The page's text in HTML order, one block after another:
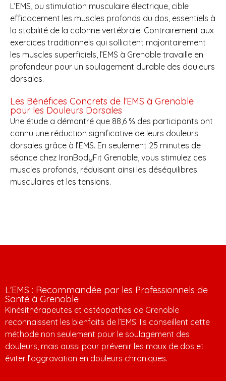
L’EMS, ou stimulation musculaire électrique, cible
efficacement les muscles profonds du dos, essentiels à
la stabilité de la colonne vertébrale. Contrairement aux
exercices traditionnels qui sollicitent majoritairement
les muscles superficiels, l’EMS à Grenoble travaille en
profondeur pour un soulagement durable des douleurs
dorsales.
Les Bénéfices Concrets de l'EMS à Grenoble
pour les Douleurs Dorsales
Une étude a démontré que 88,6 % des participants ont
connu une réduction significative de leurs douleurs
dorsales grâce à l’EMS. En seulement 25 minutes de
séance chez IronBodyFit Grenoble, vous stimulez ces
muscles profonds, réduisant ainsi les déséquilibres
musculaires et les tensions.
L'EMS : Recommandée par les Professionnels de
Santé à Grenoble
Kinésithérapeutes et ostéopathes de Grenoble
reconnaissent les bienfaits de l’EMS. Ils conseillent cette
méthode non seulement pour le soulagement des
douleurs, mais aussi pour prévenir les maux de dos et
éviter l’aggravation en douleurs chroniques.